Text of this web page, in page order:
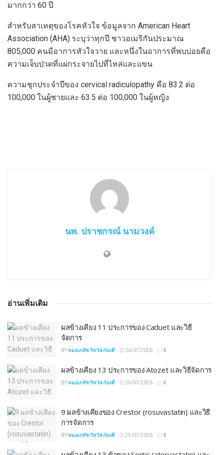
มากกว่า 60 ปี
สำหรับสาเหตุของโรคหัวใจ ข้อมูลจาก American Heart
Association (AHA) ระบุว่าทุกปี ชาวอเมริกันประมาณ
805,000 คนมีอาการหัวใจวาย และหนึ่งในอาการที่พบบ่อยคือ
ความเจ็บปวดที่แผ่กระจายไปที่ไหล่และแขน
ความชุกประจำปีของ cervical radiculopathy คือ 83.2 ต่อ
100,000 ในผู้ชายและ 63.5 ต่อ 100,000 ในผู้หญิง
นพ. ปราชกรณ์ นามวงค์
อ่านเพิ่มเติม
ผลข้างเคียง 11 ประการของ Caduet และวิธี
จัดการ
BYหมอเภสัช วิทวัส ก๋องดี 26/07/2026 0
ผลข้างเคียง 13 ประการของ Atozet และวิธีจัดการ
BYหมอเภสัช วิทวัส ก๋องดี 25/07/2026 0
9 ผลข้างเคียงของ Crestor (rosuvastatin) และวิธี
การจัดการ
BYหมอเภสัช วิทวัส ก๋องดี 25/07/2026 0